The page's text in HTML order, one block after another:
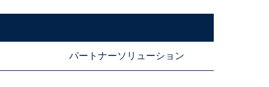
パートナーソリューション